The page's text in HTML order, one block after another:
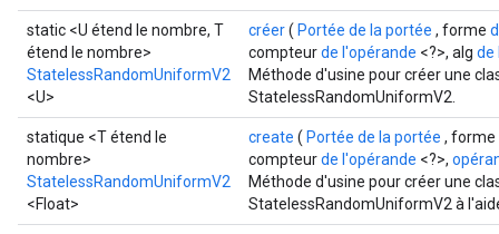
static <U étend le nombre, T
étend le nombre>
StatelessRandomUniformV2
<U>
créer( Portée de la portée , forme
compteurde l'opérande <?>, alg de
Méthode d'usine pour créer une
StatelessRandomUniformV2.
statique <T étend le
nombre>
StatelessRandomUniformV2
<Float>
create ( Portée de la portée , forme
compteurde l'opérande <?>,
Méthode d'usine pour créer une
StatelessRandomUniformV2 à